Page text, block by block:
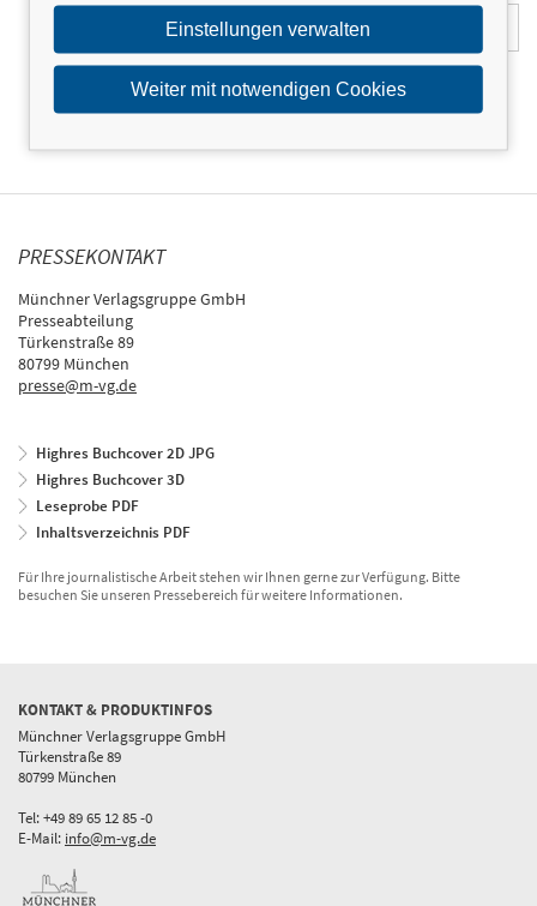
PRESSEKONTAKT
Münchner Verlagsgruppe GmbH
Presseabteilung
Türkenstraße 89
80799 München
presse@m-vg.de
Highres Buchcover 2D JPG
Highres Buchcover 3D
Leseprobe PDF
Inhaltsverzeichnis PDF
Für Ihre journalistische Arbeit stehen wir Ihnen gerne zur Verfügung. Bitte
besuchen Sie unseren Pressebereich für weitere Informationen.
KONTAKT & PRODUKTINFOS
Münchner Verlagsgruppe GmbH
Türkenstraße 89
80799 München
Tel: +49 89 65 12 85 -0
E-Mail: info@m-vg.de
Einstellungen verwalten
Weiter mit notwendigen Cookies